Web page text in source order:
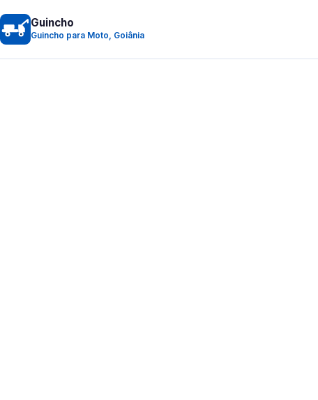
Guincho
Guincho para Moto, Goiânia